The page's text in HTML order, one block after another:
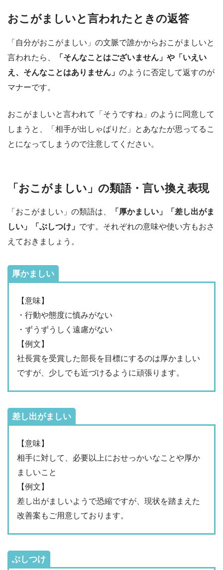
おこがましいと言われたときの返答
「自分がおこがましい」の文脈で誰かからおこがましいと
言われたら、
「そんなことはございません」や「いえい
え、そんなことはありません」 のように否定して返すのが
マナーです。
おこがましいと言われて「そうですね」のように同意して
しまうと、「相手が出しゃばりだ」とあなたが思ってるこ
とになってしまうので注意してください。
「おこがましい」の類語・言い換え表現
「おこがましい」の類語は、
「厚かましい」「差し出がま
しい」「ぶしつけ」 です。それぞれの意味や使い方もおさ
えておきましょう。
厚かましい
【意味】
・行動や態度に慎みがない
・ずうずうしく遠慮がない
【例文】
社長賞を受賞した部長を目標にするのは厚かましい
ですが、少しでも近づけるように頑張ります。
差し出がましい
【意味】
相手に対して、必要以上におせっかいなことや厚か
ましいこと
【例文】
差し出がましいようで恐縮ですが、現状を踏まえた
改善案もご用意しております。
ぶしつけ